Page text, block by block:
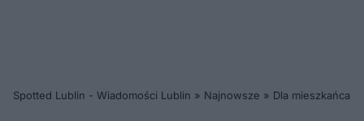
Spotted Lublin - Wiadomości Lublin » Najnowsze » Dla mieszkańca